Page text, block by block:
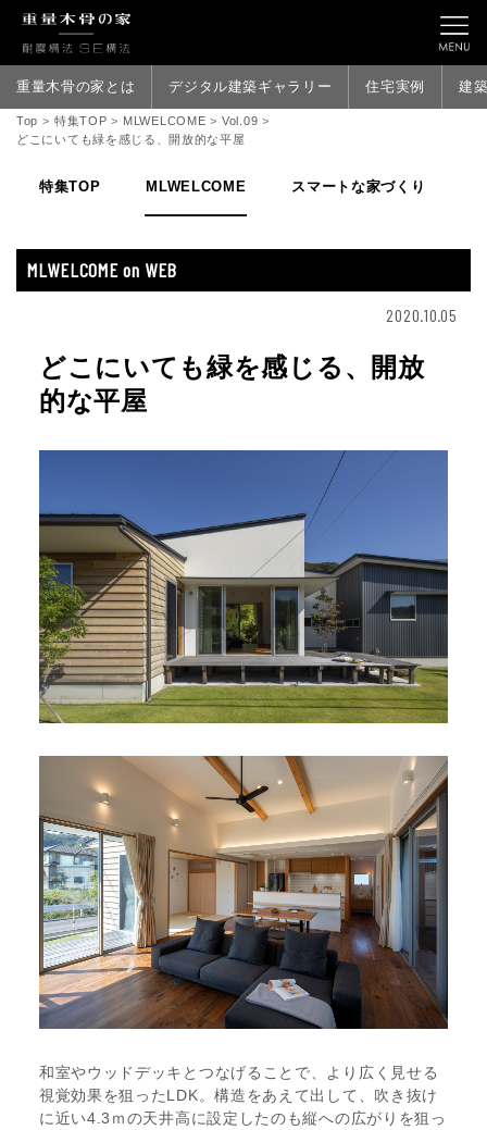
重量木骨の家とは デジタル建築ギャラリー 住宅実例 建
Top > 特集TOP > MLWELCOME > Vol.09 >
どこにいても緑を感じる、開放的な平屋
特集TOP MLWELCOME スマートな家づくり
MLWELCOME on WEB
2020.10.05
どこにいても緑を感じる、開放
的な平屋
和室やウッドデッキとつなげることで、より広く見せる
視覚効果を狙ったLDK。構造をあえて出して、吹き抜け
に近い4.3ｍの天井高に設定したのも縦への広がりを狙っ